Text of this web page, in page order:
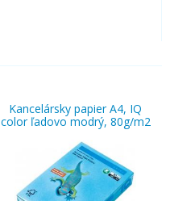
Kancelársky papier A4, IQ
color ľadovo modrý, 80g/m2